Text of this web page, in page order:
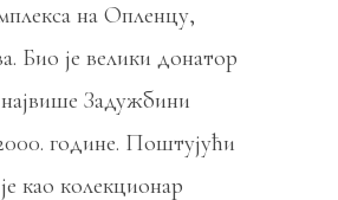
на Опленцу,
Био је велики донатор
највише Задужбини
године. Поштујући
као колекционар